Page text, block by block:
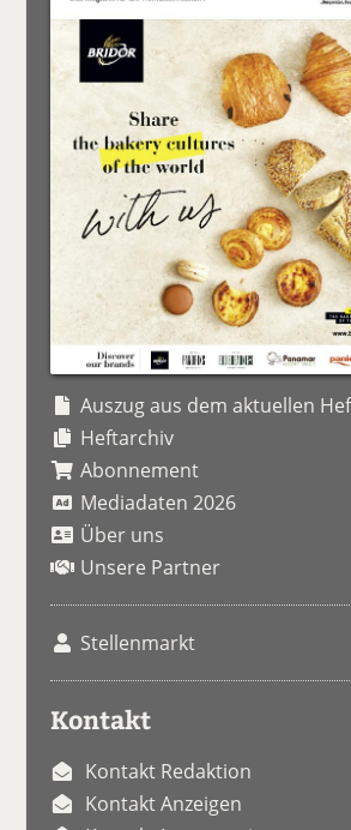
Auszug aus dem aktuellen
Heftarchiv
Abonnement
Mediadaten 2026
Über uns
Unsere Partner
Stellenmarkt
Kontakt
Kontakt Redaktion
Kontakt Anzeigen